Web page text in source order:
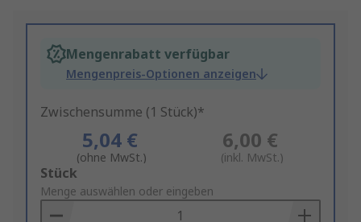
Mengenrabatt verfügbar
Mengenpreis-Optionen anzeigen
Zwischensumme (1 Stück)*
5,04 €
(ohne MwSt.)
6,00 €
(inkl. MwSt.)
Add
to
Basket
Stück
Menge auswählen oder eingeben